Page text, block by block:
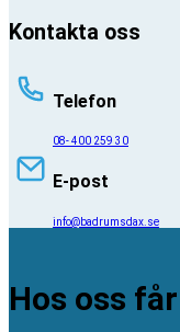
Kontakta oss
Telefon
08- 400 259 30
E-post
info@badrumsdax.se
Hos oss